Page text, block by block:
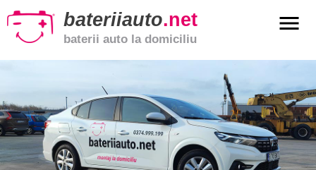
bateriiauto.net
baterii auto la domiciliu
menu
Baterii
moto